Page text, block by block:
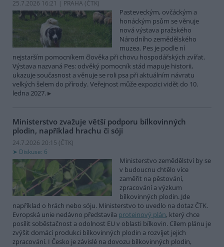
25.7.2026 16:21 | PRAHA (ČTK)
Pasteveckým, ovčáckým a
honáckým psům se věnuje
nová výstava pražského
Národního zemědělského
muzea. Pes je podle ní
nejstarším pomocníkem člověka při chovu hospodářských zvířat.
Výstava nazvaná Pes: odvěký pomocník stád mapuje historii,
ukazuje současnost a věnuje se roli psa při aktuálním návratu
velkých šelem do přírody. Veřejnost může expozici vidět do 10.
ledna 2027.
Ministerstvo zvažuje větší podporu bílkovinných
plodin, například hrachu či sóji
24.7.2026 20:15 (ČTK)
Diskuse: 6
Ministerstvo zemědělství by se
v budoucnu chtělo více
zaměřit na pěstování,
zpracování a výzkum
bílkovinných plodin. Jde
například o hrách nebo sóju. Ministerstvo to uvedlo na dotaz ČTK.
Evropská unie nedávno představila proteinový plán, který chce
posílit soběstačnost a odolnost EU v oblasti bílkovin. Cílem plánu je
zvýšit domácí produkci bílkovinných plodin a rozvíjet jejich
zpracování. I Česko je závislé na dovozu bílkovinných plodin,